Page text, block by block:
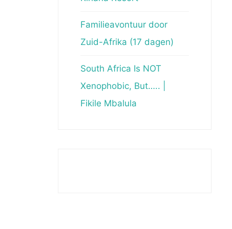
Familieavontuur door
Zuid-Afrika (17 dagen)
South Africa Is NOT
Xenophobic, But….. |
Fikile Mbalula